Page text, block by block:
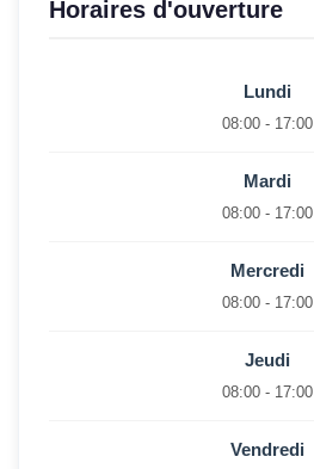
Horaires d'ouverture
Lundi
08:00 - 17:00
Mardi
08:00 - 17:00
Mercredi
08:00 - 17:00
Jeudi
08:00 - 17:00
Vendredi